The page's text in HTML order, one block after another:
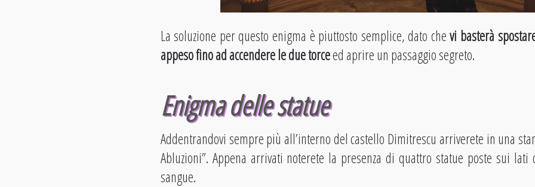
La soluzione per questo enigma è piuttosto semplice, dato chevi basterà
appeso fino ad accendere le due torceed aprire un passaggio segreto.
Enigma delle statue
Addentrandovi sempre più all’interno del castello Dimitrescu arriverete in una
Abluzioni”. Appena arrivati noterete la presenza di quattro statue poste sui
sangue.